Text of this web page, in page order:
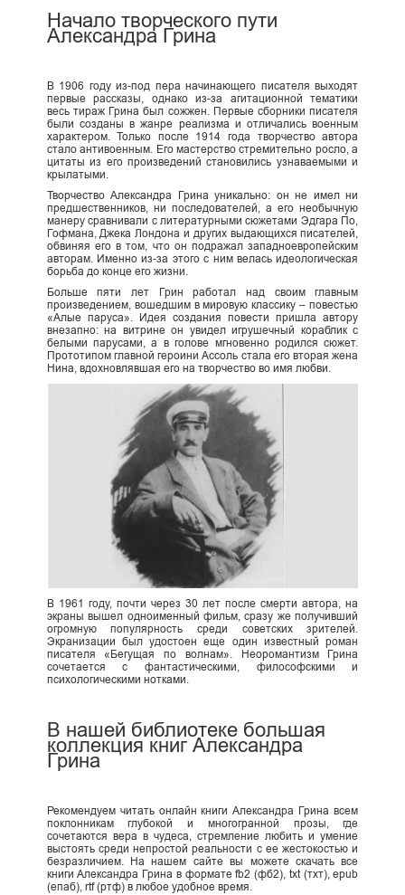
Начало творческого пути
Александра Грина
В 1906 году из-под пера начинающего писателя выходят
первые рассказы, однако из-за агитационной тематики
весь тираж Грина был сожжен. Первые сборники писателя
были созданы в жанре реализма и отличались военным
характером. Только после 1914 года творчество автора
стало антивоенным. Его мастерство стремительно росло, а
цитаты из его произведений становились узнаваемыми и
крылатыми.
Творчество Александра Грина уникально: он не имел ни
предшественников, ни последователей, а его необычную
манеру сравнивали с литературными сюжетами Эдгара По,
Гофмана, Джека Лондона и других выдающихся писателей,
обвиняя его в том, что он подражал западноевропейским
авторам. Именно из-за этого с ним велась идеологическая
борьба до конце его жизни.
Больше пяти лет Грин работал над своим главным
произведением, вошедшим в мировую классику – повестью
«Алые паруса». Идея создания повести пришла автору
внезапно: на витрине он увидел игрушечный кораблик с
белыми парусами, а в голове мгновенно родился сюжет.
Прототипом главной героини Ассоль стала его вторая жена
Нина, вдохновлявшая его на творчество во имя любви.
В 1961 году, почти через 30 лет после смерти автора, на
экраны вышел одноименный фильм, сразу же получивший
огромную популярность среди советских зрителей.
Экранизации был удостоен еще один известный роман
писателя «Бегущая по волнам». Неоромантизм Грина
сочетается с фантастическими, философскими и
психологическими нотками.
В нашей библиотеке большая
коллекция книг Александра
Грина
Рекомендуем читать онлайн книги Александра Грина всем
поклонникам глубокой и многогранной прозы, где
сочетаются вера в чудеса, стремление любить и умение
выстоять среди непростой реальности с ее жестокостью и
безразличием. На нашем сайте вы можете скачать все
книги Александра Грина в формате fb2 (фб2), txt (тхт), epub
(епаб), rtf (ртф) в любое удобное время.